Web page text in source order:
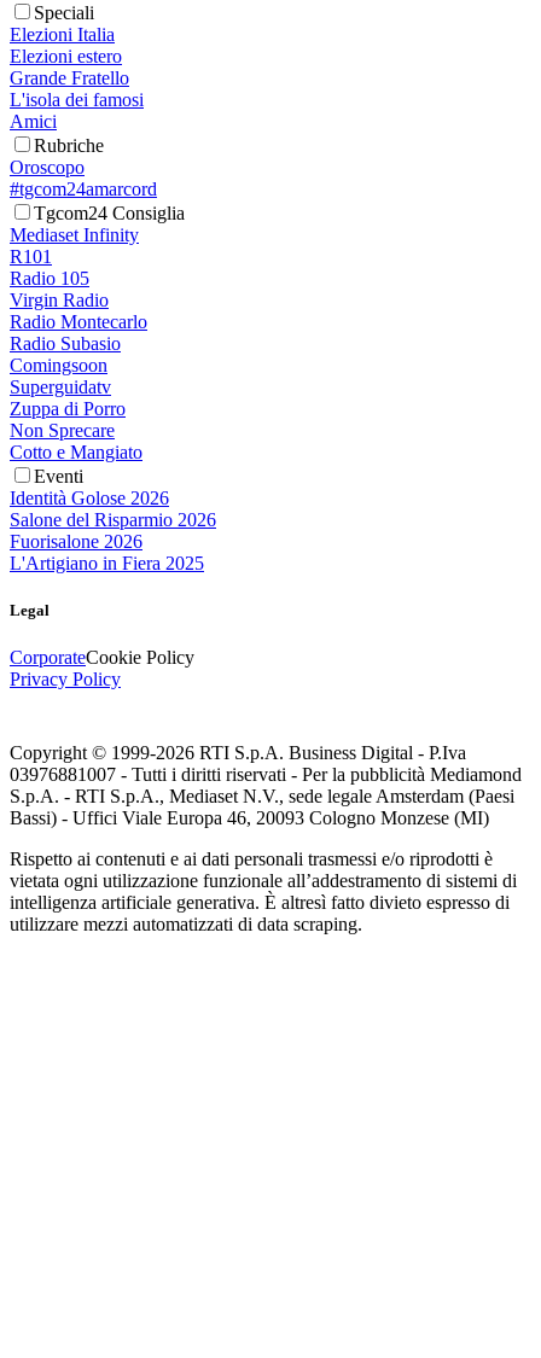
Speciali
Elezioni Italia
Elezioni estero
Grande Fratello
L'isola dei famosi
Amici
Rubriche
Oroscopo
#tgcom24amarcord
Tgcom24 Consiglia
Mediaset Infinity
R101
Radio 105
Virgin Radio
Radio Montecarlo
Radio Subasio
Comingsoon
Superguidatv
Zuppa di Porro
Non Sprecare
Cotto e Mangiato
Eventi
Identità Golose 2026
Salone del Risparmio 2026
Fuorisalone 2026
L'Artigiano in Fiera 2025
Legal
CorporateCookie Policy
Privacy Policy
Copyright © 1999-2026 RTI S.p.A. Business Digital - P.Iva
03976881007 - Tutti i diritti riservati - Per la pubblicità Mediamond
S.p.A. - RTI S.p.A., Mediaset N.V., sede legale Amsterdam (Paesi
Bassi) - Uffici Viale Europa 46, 20093 Cologno Monzese (MI)
Rispetto ai contenuti e ai dati personali trasmessi e/o riprodotti è
vietata ogni utilizzazione funzionale all’addestramento di sistemi di
intelligenza artificiale generativa. È altresì fatto divieto espresso di
utilizzare mezzi automatizzati di data scraping.